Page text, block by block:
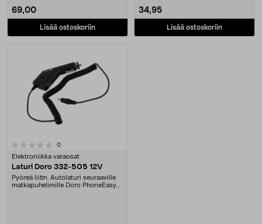
69,00
Lisää ostoskoriin
34,95
Lisää ostoskoriin
0arvostelut
Elektroniikka varaosat
Laturi Doro 332-505 12V
Pyöreä liitin. Autolaturi seuraaville
matkapuhelimille Doro PhoneEasy